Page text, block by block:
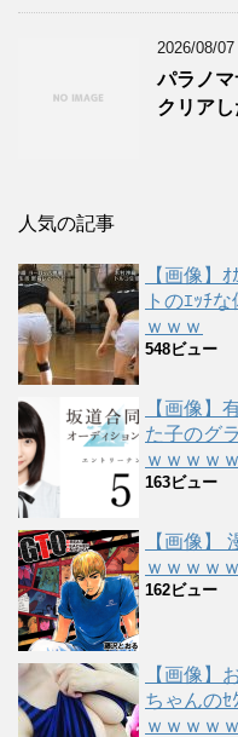
2026/08/07
パラノ
クリアし
人気の記事
【画像】
トのｴｯﾁ
ｗｗｗ
548ビュー
【画像】
た子のグ
ｗｗｗｗ
163ビュー
【画像】
ｗｗｗｗ
162ビュー
【画像】
ちゃんのｾ
ｗｗｗｗ